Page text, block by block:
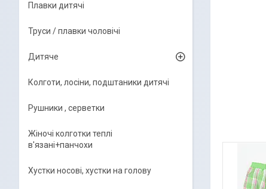
Плавки дитячі
Труси / плавки чоловічі
Дитяче
Колготи, лосіни, подштаники дитячі
Рушники , серветки
Жіночі колготки теплі
в'язані+панчохи
Хустки носові, хустки на голову